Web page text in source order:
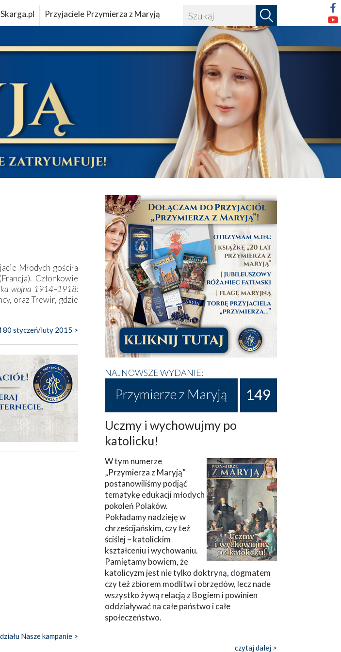
Przyjaciele Przymierza z Maryją
Młodych gościła
Członkowie
wojna 1914–1918:
oraz Trewir, gdzie
80 styczeń/luty 2015 >
Nasze kampanie >
NAJNOWSZE WYDANIE:
Przymierze z Maryją 149
Uczmy i wychowujmy po
katolicku!
W tym numerze
„Przymierza z Maryją”
postanowiliśmy podjąć
tematykę edukacji młodych
pokoleń Polaków.
Pokładamy nadzieję w
chrześcijańskim, czy też
ściślej – katolickim
kształceniu i wychowaniu.
Pamiętamy bowiem, że
katolicyzm jest nie tylko doktryną, dogmatem
czy też zbiorem modlitw i obrzędów, lecz nade
wszystko żywą relacją z Bogiem i powinien
oddziaływać na całe państwo i całe
społeczeństwo.
czytaj dalej >